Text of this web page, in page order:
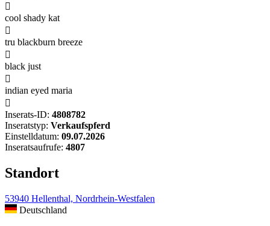

cool shady kat

tru blackburn breeze

black just

indian eyed maria

Inserats-ID: 4808782
Inseratstyp: Verkaufspferd
Einstelldatum: 09.07.2026
Inseratsaufrufe: 4807
Standort
53940 Hellenthal, Nordrhein-Westfalen
Deutschland